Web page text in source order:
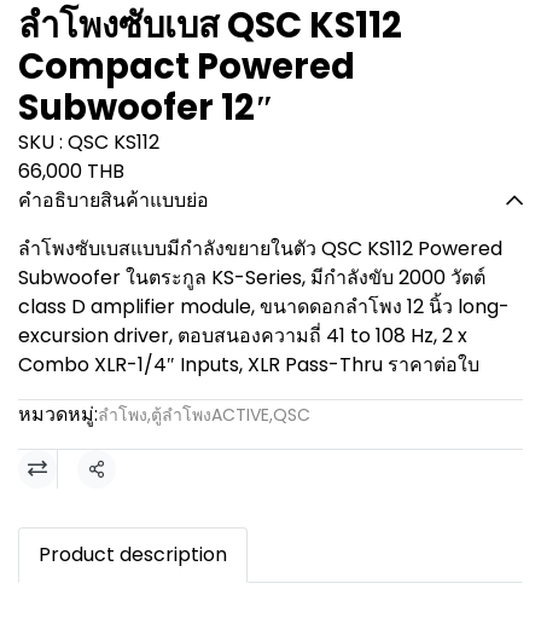
ลำโพงซับเบส QSC KS112
Compact Powered
Subwoofer 12″
SKU : QSC KS112
66,000 THB
คำอธิบายสินค้าแบบย่อ
ลำโพงซับเบสแบบมีกำลังขยายในตัว QSC KS112 Powered
Subwoofer ในตระกูล KS-Series, มีกำลังขับ 2000 วัตต์
class D amplifier module, ขนาดดอกลำโพง 12 นิ้ว long-
excursion driver, ตอบสนองความถี่ 41 to 108 Hz, 2 x
Combo XLR-1/4″ Inputs, XLR Pass-Thru ราคาต่อใบ
หมวดหมู่:ลำโพง,ตู้ลำโพงACTIVE,QSC
แชร์
Product description